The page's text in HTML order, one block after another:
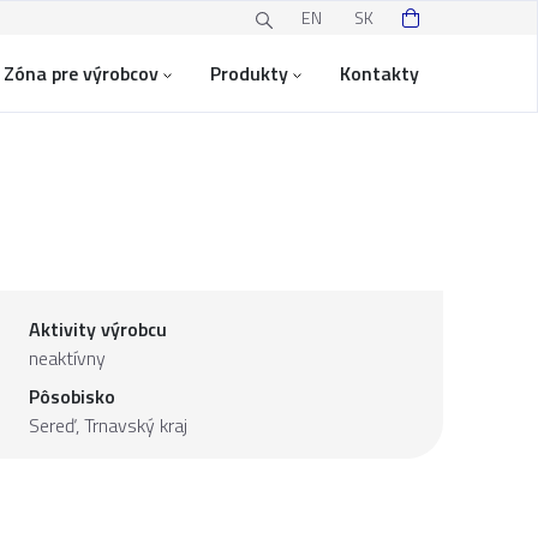
EN SK
Zóna pre výrobcov Produkty Kontakty
Aktivity výrobcu
neaktívny
Pôsobisko
Sereď,Trnavský kraj